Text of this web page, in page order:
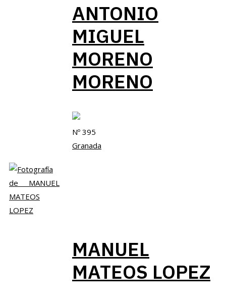
ANTONIO
MIGUEL
MORENO
MORENO
Nº 395
Granada
MANUEL
MATEOS LOPEZ